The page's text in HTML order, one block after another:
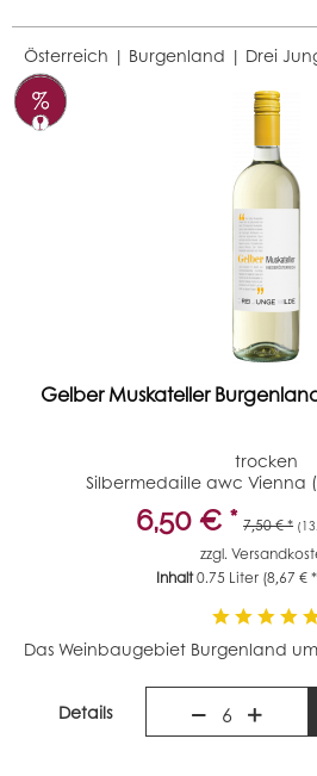
Österreich | Burgenland | Drei
Gelber Muskateller
trocken
Silbermedaille awc Vienna
6,50 € * 7,50 € *
zzgl.
Inhalt0.75 Liter (8,67 €
Details 6